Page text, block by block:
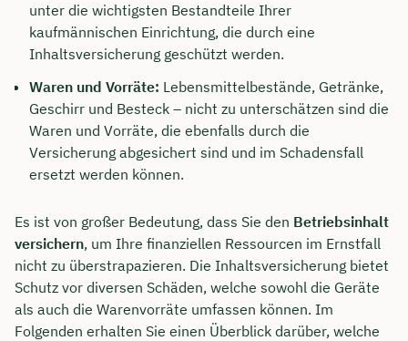
unter die wichtigsten Bestandteile Ihrer
kaufmännischen Einrichtung, die durch eine
Inhaltsversicherung geschützt werden.
Waren und Vorräte: Lebensmittelbestände, Getränke,
Geschirr und Besteck – nicht zu unterschätzen sind die
Waren und Vorräte, die ebenfalls durch die
Versicherung abgesichert sind und im Schadensfall
ersetzt werden können.
Es ist von großer Bedeutung, dass Sie den Betriebsinhalt
versichern, um Ihre finanziellen Ressourcen im Ernstfall
nicht zu überstrapazieren. Die Inhaltsversicherung bietet
Schutz vor diversen Schäden, welche sowohl die Geräte
als auch die Warenvorräte umfassen können. Im
Folgenden erhalten Sie einen Überblick darüber, welche